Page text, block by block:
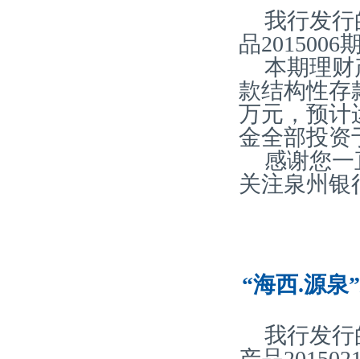
我行发行
品2015006
本期理财
款结构性存
万元，预计
金全部投资
感谢您
关注泉州银
“海西.源泉
我行发行